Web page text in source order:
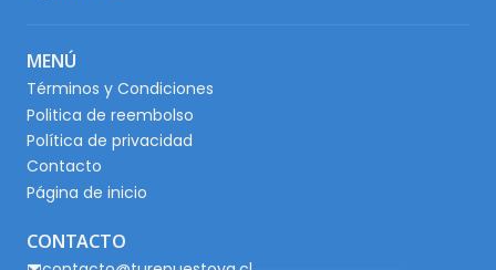
MENÚ
Términos y Condiciones
Politica de reembolso
Política de privacidad
Contacto
Página de inicio
CONTACTO